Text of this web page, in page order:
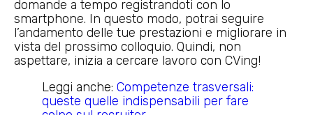
domande a tempo registrandoti con lo
smartphone. In questo modo, potrai seguire
l’andamento delle tue prestazioni e migliorare in
vista del prossimo colloquio. Quindi, non
aspettare, inizia a cercare lavoro con CVing!
Leggi anche: Competenze trasversali:
queste quelle indispensabili per fare